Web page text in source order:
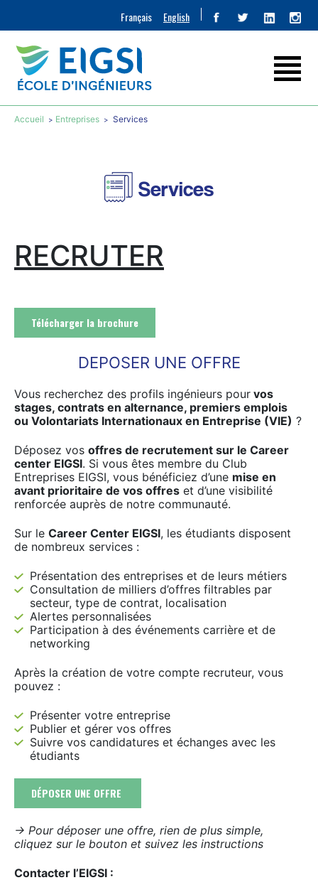
Français English
Accueil Entreprises Services
Services
RECRUTER
Télécharger la brochure
DEPOSER UNE OFFRE
Vous recherchez des profils ingénieurs pour vos
stages, contrats en alternance, premiers emplois
ou Volontariats Internationaux en Entreprise (VIE) ?
Déposez vos offres de recrutement sur le Career
center EIGSI. Si vous êtes membre du Club
Entreprises EIGSI, vous bénéficiez d’une mise en
avant prioritaire de vos offres et d’une visibilité
renforcée auprès de notre communauté.
Sur le Career Center EIGSI, les étudiants disposent
de nombreux services :
Présentation des entreprises et de leurs métiers
Consultation de milliers d’offres filtrables par
secteur, type de contrat, localisation
Alertes personnalisées
Participation à des événements carrière et de
networking
Après la création de votre compte recruteur, vous
pouvez :
Présenter votre entreprise
Publier et gérer vos offres
Suivre vos candidatures et échanges avec les
étudiants
DÉPOSER UNE OFFRE
-> Pour déposer une offre, rien de plus simple,
cliquez sur le bouton et suivez les instructions
Contacter l’EIGSI :